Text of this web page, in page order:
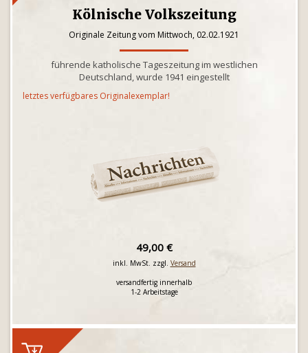
Kölnische Volkszeitung
Originale Zeitung vom Mittwoch, 02.02.1921
führende katholische Tageszeitung im westlichen
Deutschland, wurde 1941 eingestellt
letztes verfügbares Originalexemplar!
49,00 €
inkl. MwSt. zzgl. Versand
versandfertig innerhalb
1-2 Arbeitstage